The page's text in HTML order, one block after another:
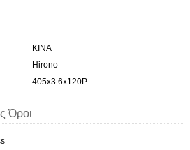
ΚΙΝΑ
Hirono
405x3.6x120P
Όροι